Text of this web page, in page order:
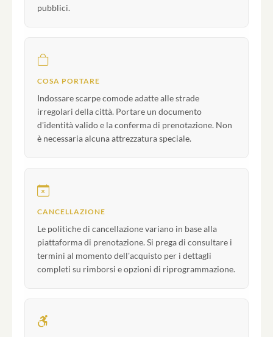
pubblici.
COSA PORTARE
Indossare scarpe comode adatte alle strade
irregolari della città. Portare un documento
d'identità valido e la conferma di prenotazione. Non
è necessaria alcuna attrezzatura speciale.
CANCELLAZIONE
Le politiche di cancellazione variano in base alla
piattaforma di prenotazione. Si prega di consultare i
termini al momento dell'acquisto per i dettagli
completi su rimborsi e opzioni di riprogrammazione.